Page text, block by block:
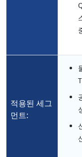
적용된 세그
먼트: